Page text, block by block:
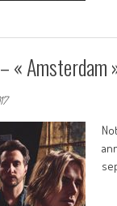
« Amsterdam